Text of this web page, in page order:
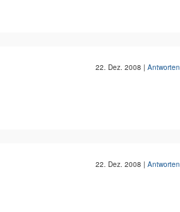
22. Dez. 2008 | Antworten
22. Dez. 2008 | Antworten